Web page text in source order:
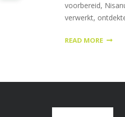
voorbereid,
verwerkt,
READ MORE